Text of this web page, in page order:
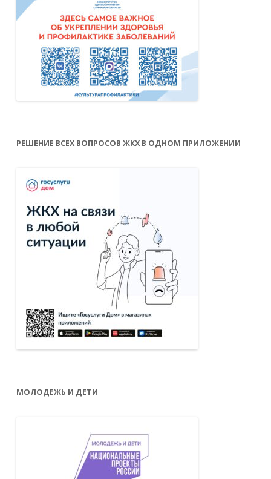
РЕШЕНИЕ ВСЕХ ВОПРОСОВ ЖКХ В ОДНОМ ПРИЛОЖЕНИИ
МОЛОДЕЖЬ И ДЕТИ